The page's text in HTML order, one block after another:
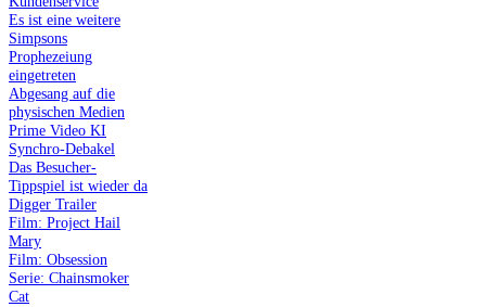
Es ist eine weitere
Simpsons
Prophezeiung
eingetreten
Abgesang auf die
physischen Medien
Prime Video KI
Synchro-Debakel
Das Besucher-
Tippspiel ist wieder da
Digger Trailer
Film: Project Hail
Mary
Film: Obsession
Serie: Chainsmoker
Cat